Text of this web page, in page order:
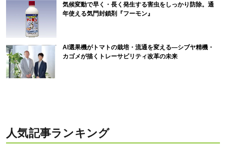
気候変動で早く・長く発生する害虫をしっかり防除。通
年使える気門封鎖剤『フーモン』
AI選果機がトマトの栽培・流通を変える―シブヤ精機・
カゴメが描くトレーサビリティ改革の未来
人気記事ランキング